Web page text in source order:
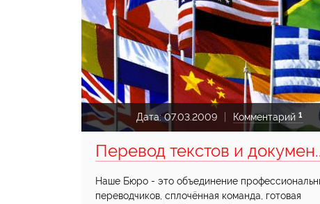
Перевод текстов и
Наше Бюро - это объединение
переводчиков, сплочённая команда, готовая
Дата:07.03.2009 Комментарий 1